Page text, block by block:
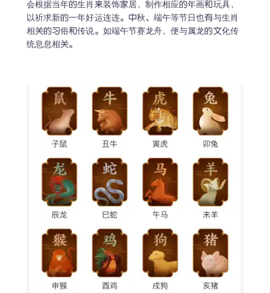
会根据当年的生肖来装饰家居，制作相应的年画和玩具，
以祈求新的一年好运连连。中秋、端午等节日也有与生肖
相关的习俗和传说。如端午节赛龙舟，便与属龙的文化传
统息息相关。